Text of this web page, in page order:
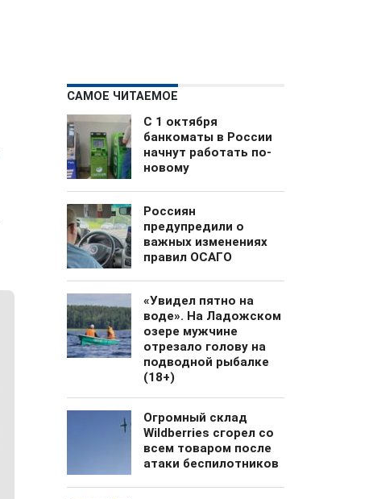
САМОЕ ЧИТАЕМОЕ
С 1 октября
банкоматы в России
начнут работать по-
новому
Россиян
предупредили о
важных изменениях
правил ОСАГО
«Увидел пятно на
воде». На Ладожском
озере мужчине
отрезало голову на
подводной рыбалке
(18+)
Огромный cклад
Wildberries сгорел со
всем товаром после
атаки беспилотников